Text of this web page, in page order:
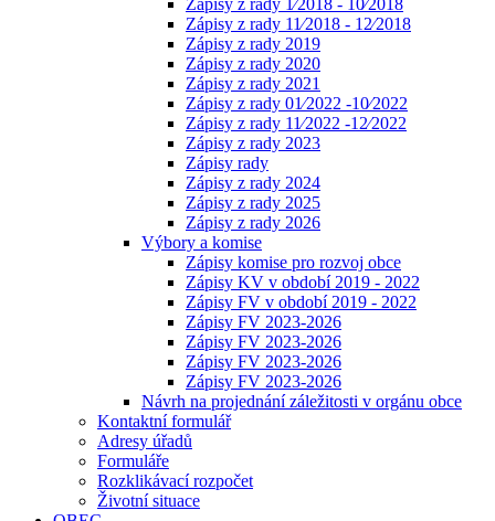
Zápisy z rady 1⁄2018 - 10⁄2018
Zápisy z rady 11⁄2018 - 12⁄2018
Zápisy z rady 2019
Zápisy z rady 2020
Zápisy z rady 2021
Zápisy z rady 01⁄2022 -10⁄2022
Zápisy z rady 11⁄2022 -12⁄2022
Zápisy z rady 2023
Zápisy rady
Zápisy z rady 2024
Zápisy z rady 2025
Zápisy z rady 2026
Výbory a komise
Zápisy komise pro rozvoj obce
Zápisy KV v období 2019 - 2022
Zápisy FV v období 2019 - 2022
Zápisy FV 2023-2026
Zápisy FV 2023-2026
Zápisy FV 2023-2026
Zápisy FV 2023-2026
Návrh na projednání záležitosti v orgánu obce
Kontaktní formulář
Adresy úřadů
Formuláře
Rozklikávací rozpočet
Životní situace